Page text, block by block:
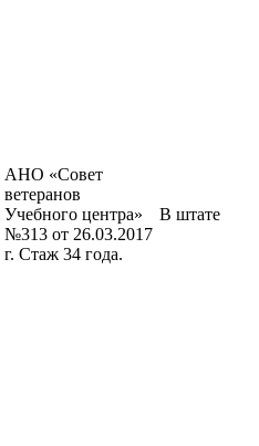
АНО «Совет
ветеранов
Учебного центра»
№313 от 26.03.2017
г. Стаж 34 года.
В штате